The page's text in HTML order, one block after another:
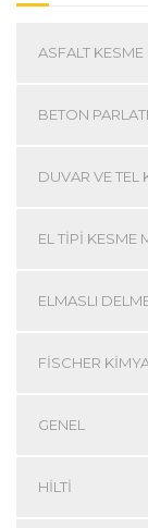
ASFALT
BETON
DUVAR VE TEL
EL TIPI KESME
ELMASLI
FISCHER
GENEL
HILTI